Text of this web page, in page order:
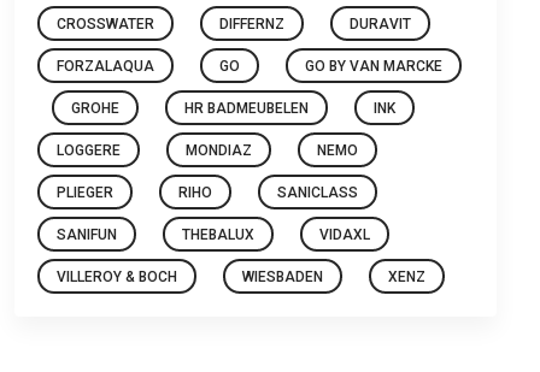
CROSSWATER DIFFERNZ DURAVIT
FORZALAQUA GO GO BY VAN MARCKE
GROHE HR BADMEUBELEN INK
LOGGERE MONDIAZ NEMO
PLIEGER RIHO SANICLASS
SANIFUN THEBALUX VIDAXL
VILLEROY & BOCH WIESBADEN XENZ